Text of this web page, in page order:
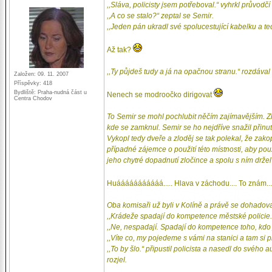
Založen: 09. 11. 2007
Příspěvky: 418
Bydliště: Praha-nudná část u
Centra Chodov
,,Sláva, policisty jsem potřeboval.“ vyhrkl
,,A co se stalo?“ zeptal se Semir.
,,Jeden pán ukradl své spolucestující kabelku a
Až tak?
,,Ty půjdeš tudy a já na opačnou stranu.“
Nenech se modroočko dirigovat
To Semir se mohl pochlubit něčím zajímavějším.
kde se zamknul. Semir se ho nejdříve snažil
Vykopl tedy dveře a zloděj se tak polekal, že
případné zájemce o použití této místnosti, aby
jeho chytré dopadnutí zločince a spolu s ním
Huááááááááááá..... Hlava v záchodu.... To
Oba komisaři už byli v Kolíně a právě se
,,Krádeže spadají do kompetence městské
,,Ne, nespadají. Spadají do kompetence toho,
,,Víte co, my pojedeme s vámi na stanici a tam si
,,To by šlo.“ připustil policista a nasedl do svého
rozjel.